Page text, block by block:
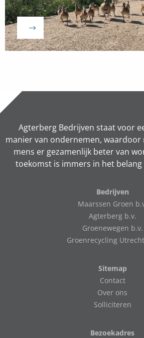
Naar
vacature
Agterberg Bedrijven staat voor
manier van ondernemen, waardoor
mens er gezamenlijk beter van
toekomst is immers in het belang
Bedrijven
Maarssen Groen
Agterberg b.v.
Groenewegen b.v.
Groenrecycling
Sitemap
Contact
Over ons
Solliciteren
Bezoekadres